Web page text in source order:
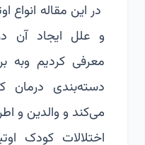
در این مقاله
و علل ایجاد آن
معرفی کردیم وبه
دسته‌بندی درمان
می‌کند و والدین و
اختلالات کودک